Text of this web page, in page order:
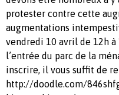
protester contre cette
augmentations
vendredi 10 avril de 12h à
l’entrée du parc de la
inscrire, il vous suffit de
http://doodle.com/